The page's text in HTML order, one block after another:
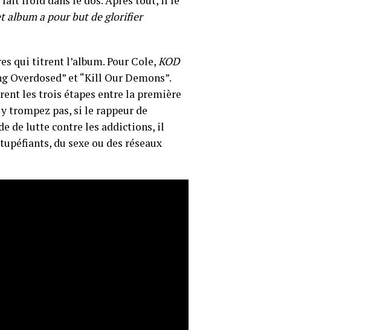
album a pour but de glorifier
qui titrent l’album. Pour Cole,KOD
Overdosed” et “Kill Our Demons”.
les trois étapes entre la première
trompez pas, si le rappeur de
de lutte contre les addictions, il
du sexe ou des réseaux